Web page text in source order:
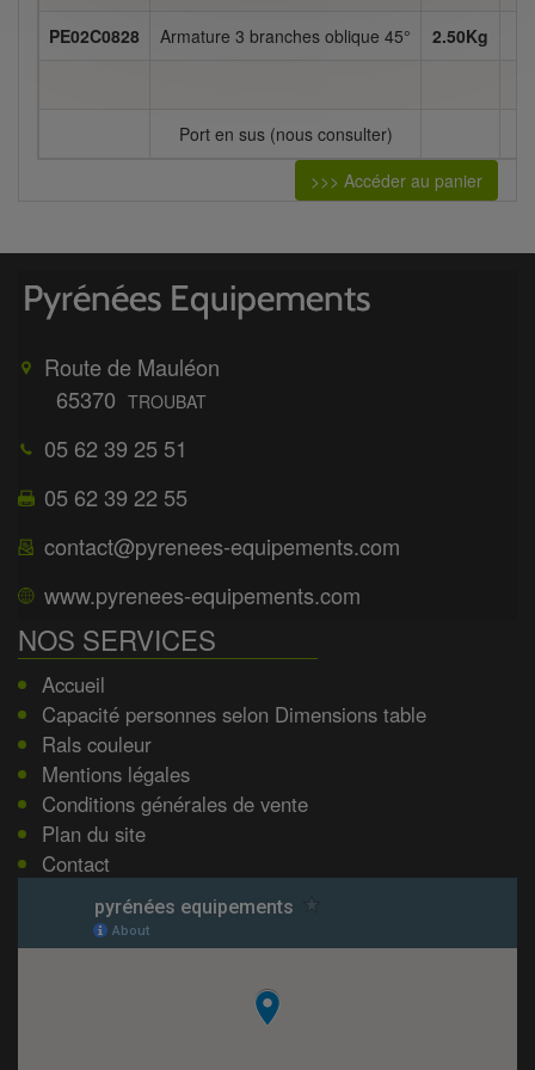
PE02C0828 Armature 3 branches oblique 45° 2.50Kg
Port en sus (nous consulter)
>>> Accéder au panier
Route de Mauléon
65370 TROUBAT
05 62 39 25 51
05 62 39 22 55
contact@pyrenees-equipements.com
www.pyrenees-equipements.com
NOS SERVICES
Accueil
Capacité personnes selon Dimensions table
Rals couleur
Mentions légales
Conditions générales de vente
Plan du site
Contact